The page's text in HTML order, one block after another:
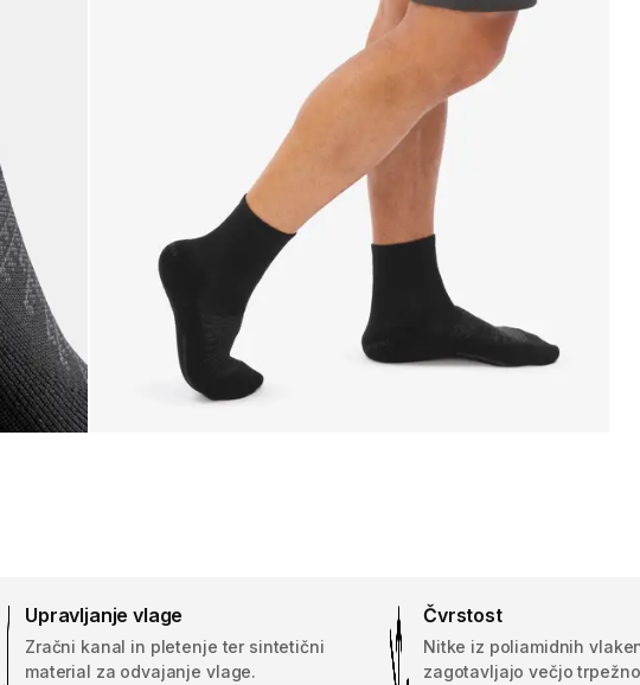
Upravljanje vlage
Zračni kanal in pletenje ter sintetični
material za odvajanje vlage.
Čvrstost
Nitke iz poliamidnih
zagotavljajo večjo